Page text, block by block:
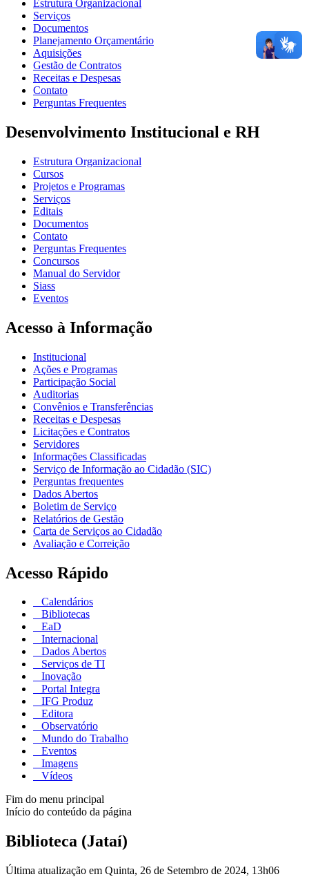
Estrutura Organizacional
Serviços
Documentos
Planejamento Orçamentário
Aquisições
Gestão de Contratos
Receitas e Despesas
Contato
Perguntas Frequentes
Desenvolvimento Institucional e RH
Estrutura Organizacional
Cursos
Projetos e Programas
Serviços
Editais
Documentos
Contato
Perguntas Frequentes
Concursos
Manual do Servidor
Siass
Eventos
Acesso à Informação
Institucional
Ações e Programas
Participação Social
Auditorias
Convênios e Transferências
Receitas e Despesas
Licitações e Contratos
Servidores
Informações Classificadas
Serviço de Informação ao Cidadão (SIC)
Perguntas frequentes
Dados Abertos
Boletim de Serviço
Relatórios de Gestão
Carta de Serviços ao Cidadão
Avaliação e Correição
Acesso Rápido
Calendários
Bibliotecas
EaD
Internacional
Dados Abertos
Serviços de TI
Inovação
Portal Integra
IFG Produz
Editora
Observatório
Mundo do Trabalho
Eventos
Imagens
Vídeos
Fim do menu principal
Início do conteúdo da página
Biblioteca (Jataí)
Última atualização em Quinta, 26 de Setembro de 2024, 13h06